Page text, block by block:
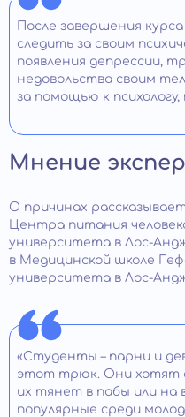
После завершения
следить за своим
появления депрессии,
недовольства своим
за помощью к
Мнение
О причинах
Центра питания
университета в Лос-
в Медицинской школе
университета в Лос-
«Студенты – парни и
этот трюк. Они хотят
их тянет в пабы или на
популярные среди